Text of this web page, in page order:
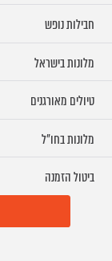
חבילות נופש
מלונות בישראל
טיולים מאורגנים
מלונות בחו"ל
ביטול הזמנה